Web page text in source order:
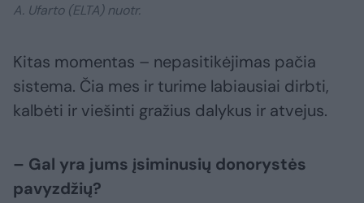
A. Ufarto (ELTA) nuotr.
Kitas momentas – nepasitikėjimas pačia
sistema. Čia mes ir turime labiausiai dirbti,
kalbėti ir viešinti gražius dalykus ir atvejus.
– Gal yra jums įsiminusių donorystės
pavyzdžių?